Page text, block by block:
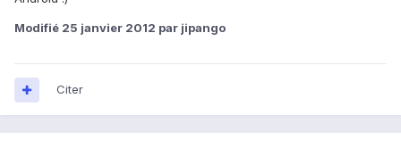
Modifié 25 janvier 2012 par jipango
Citer